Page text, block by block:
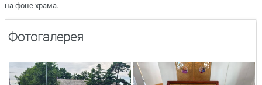
на фоне храма.
Фотогалерея